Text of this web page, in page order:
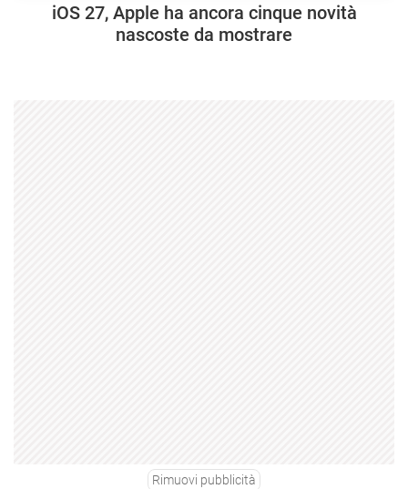
iOS 27, Apple ha ancora cinque novità
nascoste da mostrare
Rimuovi pubblicità